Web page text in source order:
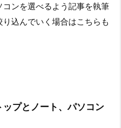
ンを選べるよう記事を執筆
込んでいく場合はこちらも
プとノート、パソコン